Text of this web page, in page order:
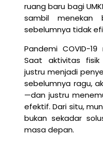
ruang baru bagi
sambil menekan
sebelumnya tidak
Pandemi COVID-
Saat aktivitas
justru menjadi
sebelumnya ragu,
—dan justru
efektif. Dari situ,
bukan sekadar
masa depan.